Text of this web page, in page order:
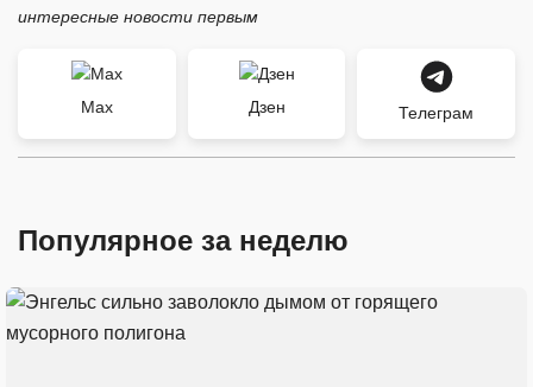
интересные новости первым
Max Дзен Телеграм
Популярное за неделю